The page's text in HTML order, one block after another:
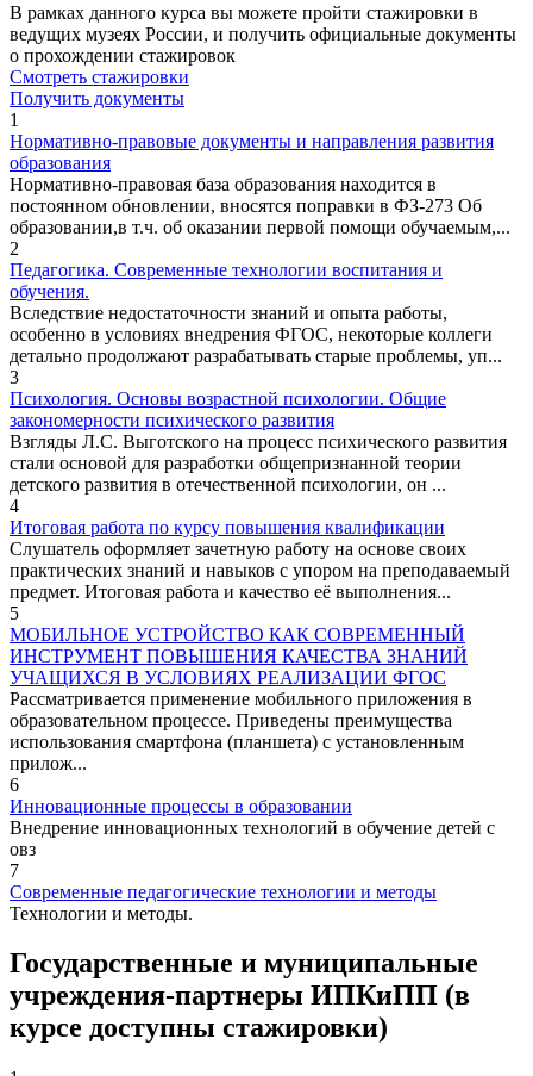
В рамках данного курса вы можете пройти стажировки в
ведущих музеях России, и получить официальные документы
о прохождении стажировок
Смотреть стажировки
Получить документы
1
Нормативно-правовые документы и направления развития
образования
Нормативно-правовая база образования находится в
постоянном обновлении, вносятся поправки в ФЗ-273 Об
образовании,в т.ч. об оказании первой помощи обучаемым,...
2
Педагогика. Современные технологии воспитания и
обучения.
Вследствие недостаточности знаний и опыта работы,
особенно в условиях внедрения ФГОС, некоторые коллеги
детально продолжают разрабатывать старые проблемы, уп...
3
Психология. Основы возрастной психологии. Общие
закономерности психического развития
Взгляды Л.С. Выготского на процесс психического развития
стали основой для разработки общепризнанной теории
детского развития в отечественной психологии, он ...
4
Итоговая работа по курсу повышения квалификации
Слушатель оформляет зачетную работу на основе своих
практических знаний и навыков с упором на преподаваемый
предмет. Итоговая работа и качество её выполнения...
5
МОБИЛЬНОЕ УСТРОЙСТВО КАК СОВРЕМЕННЫЙ
ИНСТРУМЕНТ ПОВЫШЕНИЯ КАЧЕСТВА ЗНАНИЙ
УЧАЩИХСЯ В УСЛОВИЯХ РЕАЛИЗАЦИИ ФГОС
Рассматривается применение мобильного приложения в
образовательном процессе. Приведены преимущества
использования смартфона (планшета) с установленным
прилож...
6
Инновационные процессы в образовании
Внедрение инновационных технологий в обучение детей с
овз
7
Современные педагогические технологии и методы
Технологии и методы.
Государственные и муниципальные
учреждения-партнеры ИПКиПП (в
курсе доступны стажировки)